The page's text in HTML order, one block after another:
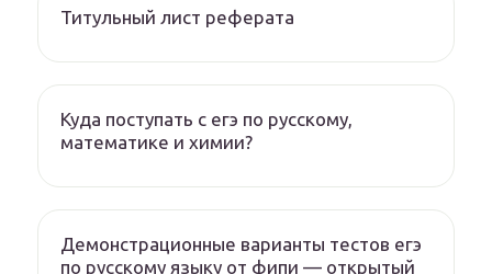
Титульный лист реферата
Куда поступать с егэ по русскому,
математике и химии?
Демонстрационные варианты тестов егэ
по русскому языку от фипи — открытый